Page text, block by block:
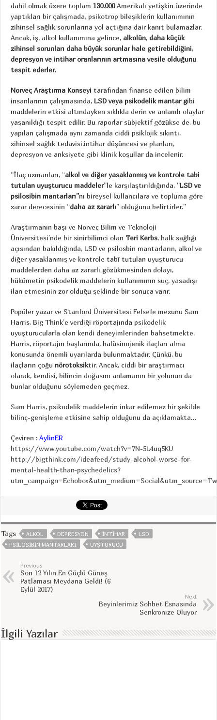
dahil olmak üzere toplam 130.000Amerikalı yetişkin üzerinde
yaptıkları bir çalışmada, psikotrop bileşiklerin kullanımının
zihinsel sağlık sorunlarına yol açtığına dair kanıt bulamazlar.
Ancak, iş, alkol kullanımına gelince, alkolün, daha küçük
zihinsel sorunları daha büyük sorunlar hale getirebildiğini,
depresyon ve intihar oranlarının artmasına vesile olduğunu
tespit ederler.
Norveç Araştırma Konseyi tarafından finanse edilen bilim
insanlarının çalışmasında, LSD veya psikodelik mantar gibi
maddelerin etkisi altındayken sıklıkla derin ve anlamlı olaylar
yaşanıldığı tespit edilir. Bu raporlar sübjektif gözükse de, bu
yapılan çalışmada aynı zamanda ciddi psiklojik sıkıntı,
zihinsel sağlık tedavisi,intihar düşüncesi ve planları,
depresyon ve anksiyete gibi klinik koşullar da incelenir.
“İlaç uzmanları, “alkol ve diğer yasaklanmış ve kontrole tabi
tutulan uyuşturucu maddeler”le karşılaştırıldığında, “LSD ve
psilosibin mantarları”nı bireysel kullancılara ve topluma göre
zarar derecesinin “daha az zararlı” olduğunu belirtirler.”
Araştırmanın başı ve Norveç Bilim ve Teknoloji
Üniversitesi’nde bir sinirbilimci olan Teri Kerbs, halk sağlığı
açısından bakıldığında, LSD ve psilosbin mantarların, alkol ve
diğer yasaklanmış ve kontrole tabî tutulan uyuşturucu
maddelerden daha az zararlı gözükmesinden dolayı,
hükümetin psikodelik maddelerin kullanımının suç, yasadışı
ilan etmesinin zor olduğu şeklinde bir sonuca varır.
Popüler yazar ve Stanford Üniversitesi Felsefe mezunu Sam
Harris, Big Think’e verdiği röportajında psikodelik
uyuşturucularla olan kendi deneyimlerinden bahsetmekte.
Harris, röportajın başlarında, halüsinojenik ilaçları alma
konusunda önemli uyarılarda bulunmaktadır. Çünkü, bu
ilaçların çoğu nörotoksiktir. Ancak, ciddi bir araştırmacı
olarak, kendisi, bilincin doğasını anlamanın bir yolunun da
bunlar olduğunu söylemeden geçmez.
Sam Harris, psikodelik maddelerin inkar edilemez bir şekilde
bilinç-genişleme etkisine sahip olduğunu da açıklamakta…
Çeviren :AylinER
https://www.youtube.com/watch?v=7N-5L4uq5KU
http://bigthink.com/ideafeed/study-alcohol-worse-for-
mental-health-than-psychedelics?
Tags ALKOL DEPRESYON INTIHAR
LSD
PSILOSIBIN MANTARLARI
UYŞTURUCU
Previous
Son 12 Yılın En Güçlü Güneş
Patlaması Meydana Geldi! (6
Eylül 2017)
Next
Beyinlerimiz Sohbet Esnasında
Senkronize Oluyor
İlgili Yazılar